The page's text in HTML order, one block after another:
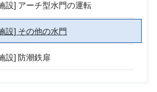
設] アーチ型水門の運転
設] その他の水門
設] 防潮鉄扉